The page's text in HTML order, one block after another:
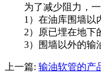
为了减少阻力，一
1）在油库围墙以内
2）原已埋在地下的
3）围墙以外的输油
上一篇: 输油软管的产